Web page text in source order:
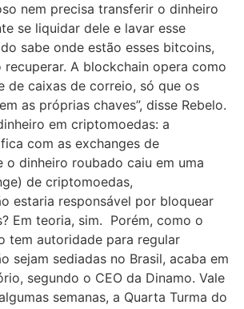
nem precisa transferir o dinheiro
se liquidar dele e lavar esse
sabe onde estão esses bitcoins,
recuperar. A blockchain opera como
de caixas de correio, só que os
as próprias chaves”, disse Rebelo.
em criptomoedas: a
com as exchanges de
o dinheiro roubado caiu em uma
de criptomoedas,
estaria responsável por bloquear
Em teoria, sim. Porém, como o
tem autoridade para regular
sejam sediadas no Brasil, acaba em
segundo o CEO da Dinamo. Vale
semanas, a Quarta Turma do